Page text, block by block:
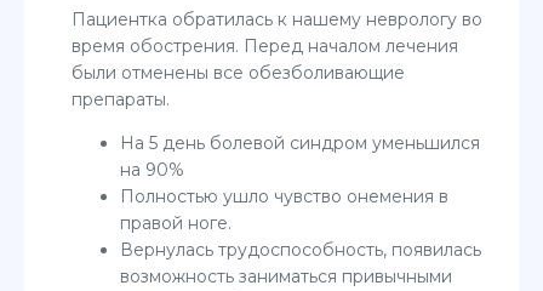
Пациентка обратилась к нашему неврологу во
время обострения. Перед началом лечения
были отменены все обезболивающие
препараты.
На 5 день болевой синдром уменьшился
на 90%
Полностью ушло чувство онемения в
правой ноге.
Вернулась трудоспособность, появилась
возможность заниматься привычными